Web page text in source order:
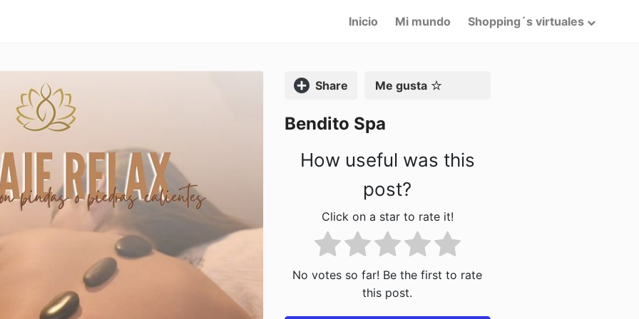
Inicio Mi mundo Shopping´s virtuales
Compartir Me gusta
Bendito Spa
How useful was this
post?
Click on a star to rate it!
No votes so far! Be the first to rate
this post.